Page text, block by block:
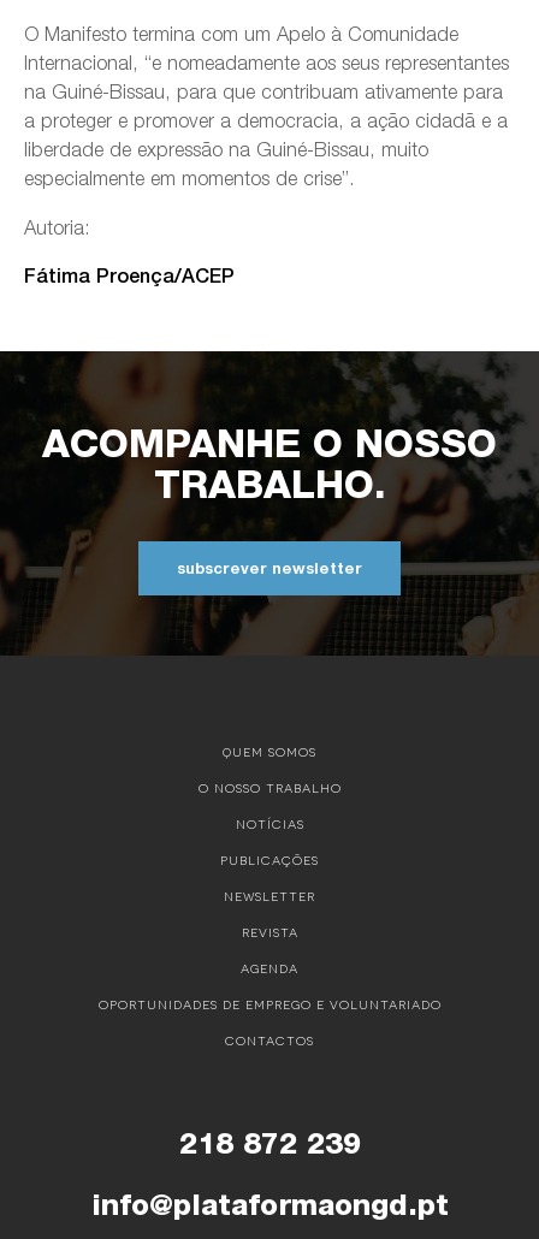
O Manifesto termina com um Apelo à Comunidade
Internacional, “e nomeadamente aos seus representantes
na Guiné-Bissau, para que contribuam ativamente para
a proteger e promover a democracia, a ação cidadã e a
liberdade de expressão na Guiné-Bissau, muito
especialmente em momentos de crise”.
Autoria:
Fátima Proença/ACEP
ACOMPANHE O NOSSO
TRABALHO.
subscrever newsletter
QUEM SOMOS
O NOSSO TRABALHO
NOTÍCIAS
PUBLICAÇÕES
NEWSLETTER
REVISTA
AGENDA
OPORTUNIDADES DE EMPREGO E VOLUNTARIADO
CONTACTOS
218 872 239
info@plataformaongd.pt